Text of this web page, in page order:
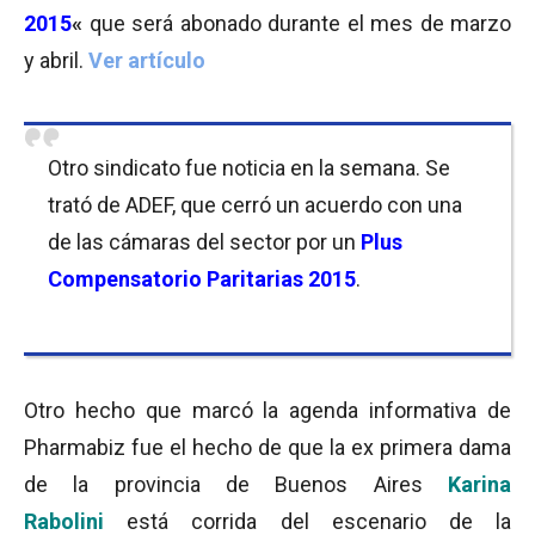
2015« que será abonado durante el mes de marzo
y abril. Ver artículo
Otro sindicato fue noticia en la semana. Se
trató de ADEF, que cerró un acuerdo con una
de las cámaras del sector por un Plus
Compensatorio Paritarias 2015.
Otro hecho que marcó la agenda informativa de
Pharmabiz fue el hecho de que la ex primera dama
de la provincia de Buenos Aires Karina
Rabolini está corrida del escenario de la